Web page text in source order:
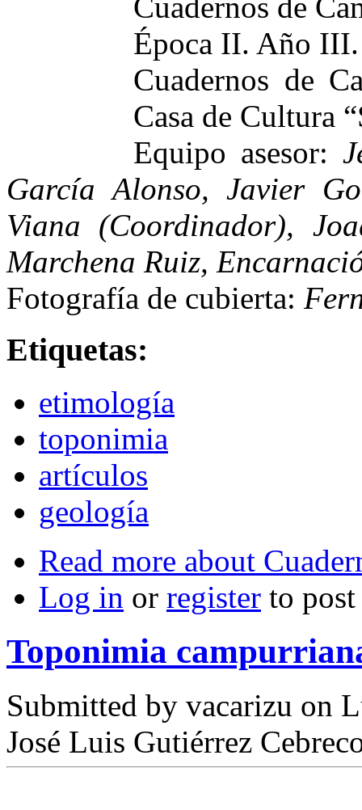
Época II. Año
Cuadernos de
Casa de Cultura
Equipo asesor:
García Alonso, Javier
Viana (Coordinador),
Marchena Ruiz,
Fotografía de cubierta:
Etiquetas:
etimología
toponimia
artículos
geología
Read more about
Log in or register to
Toponimia
Submitted by vacarizu on
José Luis Gutiérrez